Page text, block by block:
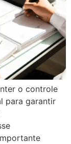
o controle
para garantir